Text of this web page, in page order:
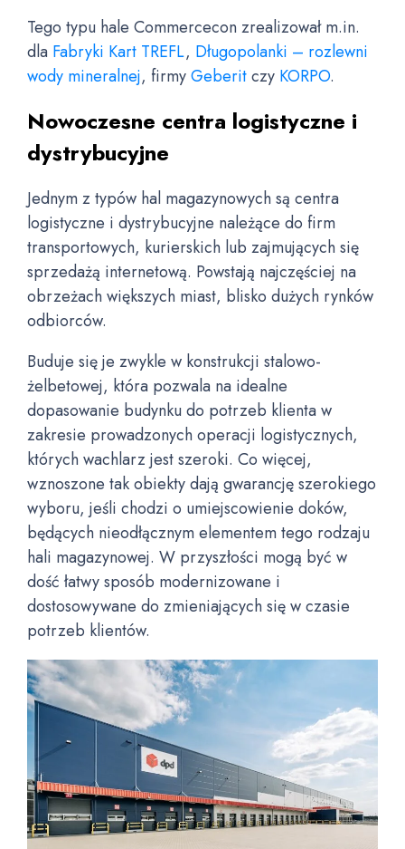
Tego typu hale Commercecon zrealizował m.in.
dla Fabryki Kart TREFL, Długopolanki – rozlewni
wody mineralnej, firmyGeberitczy KORPO.
Nowoczesne centra logistyczne i
dystrybucyjne
Jednym z typów hal magazynowych są centra
logistyczne i dystrybucyjne należące do firm
transportowych, kurierskich lub zajmujących się
sprzedażą internetową. Powstają najczęściej na
obrzeżach większych miast, blisko dużych rynków
odbiorców.
Buduje się je zwykle w konstrukcji stalowo-
żelbetowej, która pozwala na idealne
dopasowanie budynku do potrzeb klienta w
zakresie prowadzonych operacji logistycznych,
których wachlarz jest szeroki. Co więcej,
wznoszone tak obiekty dają gwarancję szerokiego
wyboru, jeśli chodzi o umiejscowienie doków,
będących nieodłącznym elementem tego rodzaju
hali magazynowej. W przyszłości mogą być w
dość łatwy sposób modernizowane i
dostosowywane do zmieniających się w czasie
potrzeb klientów.